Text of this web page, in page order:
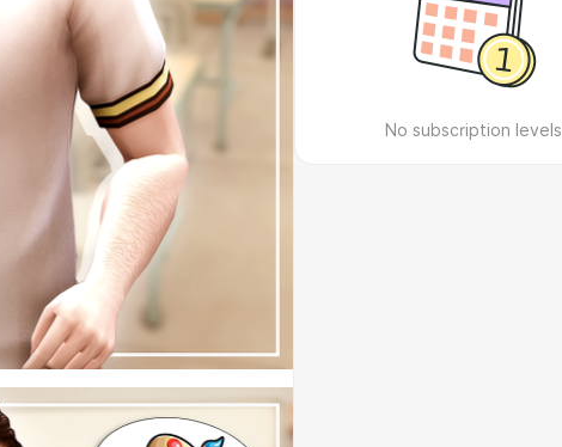
No subscription levels